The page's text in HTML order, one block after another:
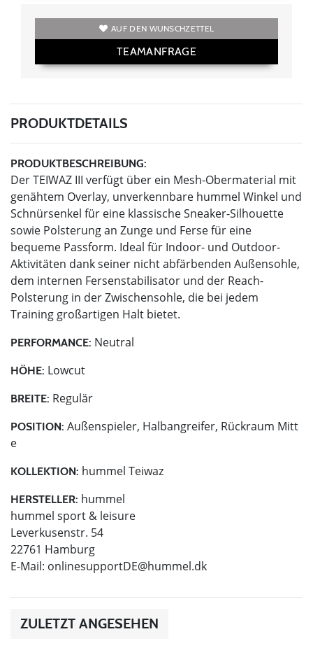
AUF DEN WUNSCHZETTEL
TEAMANFRAGE
PRODUKTDETAILS
PRODUKTBESCHREIBUNG:
Der TEIWAZ III verfügt über ein Mesh-Obermaterial mit
genähtem Overlay, unverkennbare hummel Winkel und
Schnürsenkel für eine klassische Sneaker-Silhouette
sowie Polsterung an Zunge und Ferse für eine
bequeme Passform. Ideal für Indoor- und Outdoor-
Aktivitäten dank seiner nicht abfärbenden Außensohle,
dem internen Fersenstabilisator und der Reach-
Polsterung in der Zwischensohle, die bei jedem
Training großartigen Halt bietet.
PERFORMANCE: Neutral
HÖHE: Lowcut
BREITE: Regulär
POSITION: Außenspieler, Halbangreifer, Rückraum Mitt
e
KOLLEKTION: hummel Teiwaz
HERSTELLER: hummel
hummel sport & leisure
Leverkusenstr. 54
22761 Hamburg
E-Mail: onlinesupportDE@hummel.dk
ZULETZT ANGESEHEN